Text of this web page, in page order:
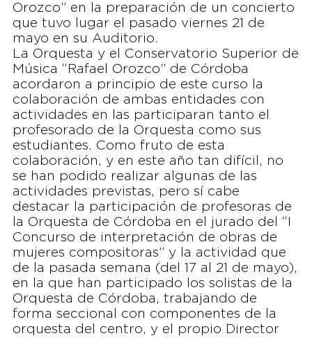
Orozco” en la preparación de un concierto
que tuvo lugar el pasado viernes 21 de
mayo en su Auditorio.
La Orquesta y el Conservatorio Superior de
Música “Rafael Orozco” de Córdoba
acordaron a principio de este curso la
colaboración de ambas entidades con
actividades en las participaran tanto el
profesorado de la Orquesta como sus
estudiantes. Como fruto de esta
colaboración, y en este año tan difícil, no
se han podido realizar algunas de las
actividades previstas, pero sí cabe
destacar la participación de profesoras de
la Orquesta de Córdoba en el jurado del “I
Concurso de interpretación de obras de
mujeres compositoras” y la actividad que
de la pasada semana (del 17 al 21 de mayo),
en la que han participado los solistas de la
Orquesta de Córdoba, trabajando de
forma seccional con componentes de la
orquesta del centro, y el propio Director